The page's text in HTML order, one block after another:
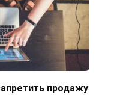
продажу